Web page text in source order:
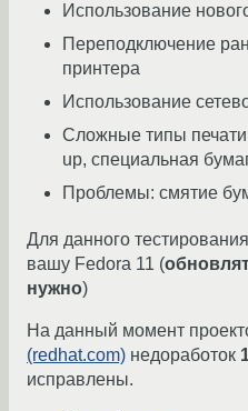
Использование
Переподключение
принтера
Использование
Сложные типы
up, специальная
Проблемы: смятие
Для данного
вашу Fedora 11 (
нужно)
На данный момент
(redhat.com) недоработок
исправлены.